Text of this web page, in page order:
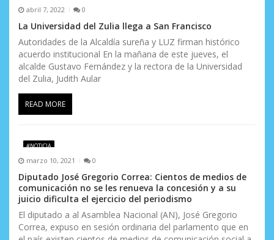
s abril 7, 2022 0
La Universidad del Zulia llega a San Francisco
Autoridades de la Alcaldía sureña y LUZ firman histórico
acuerdo institucional En la mañana de este jueves, el
alcalde Gustavo Fernández y la rectora de la Universidad
del Zulia, Judith Aular
READ MORE
#NOTICIA
marzo 10, 2021 0
Diputado José Gregorio Correa: Cientos de medios de
comunicación no se les renueva la concesión y a su
juicio dificulta el ejercicio del periodismo
El diputado a al Asamblea Nacional (AN), José Gregorio
Correa, expuso en sesión ordinaria del parlamento que en